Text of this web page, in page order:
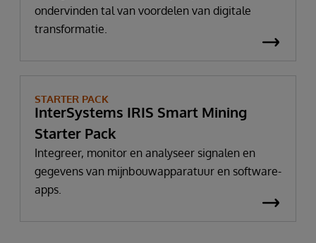
ondervinden tal van voordelen van digitale
transformatie.
STARTER PACK
InterSystems IRIS Smart Mining
Starter Pack
Integreer, monitor en analyseer signalen en
gegevens van mijnbouwapparatuur en software-
apps.